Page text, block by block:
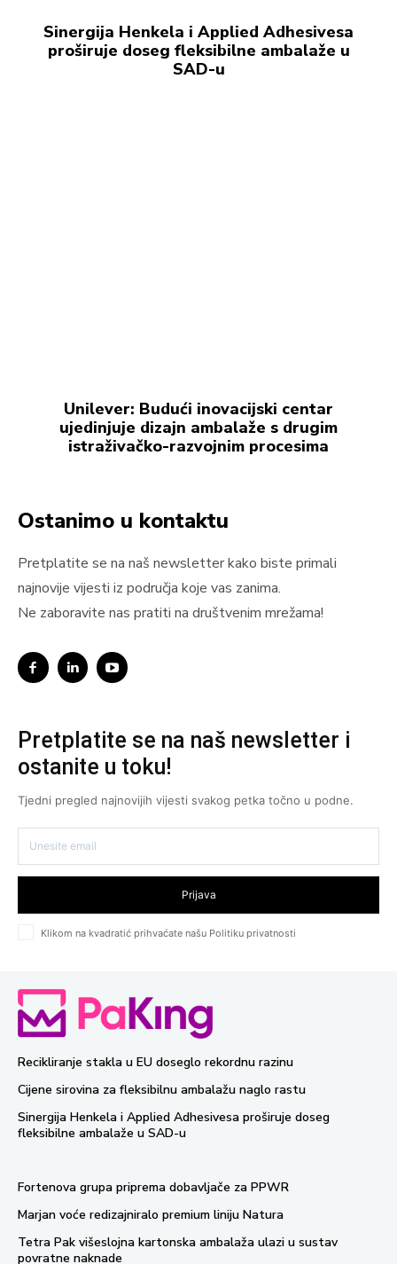
Sinergija Henkela i Applied Adhesivesa
proširuje doseg fleksibilne ambalaže u
SAD-u
Unilever: Budući inovacijski centar
ujedinjuje dizajn ambalaže s drugim
istraživačko-razvojnim procesima
Ostanimo u kontaktu
Pretplatite se na naš newsletter kako biste primali
najnovije vijesti iz područja koje vas zanima.
Ne zaboravite nas pratiti na društvenim mrežama!
Pretplatite se na naš newsletter i
ostanite u toku!
Tjedni pregled najnovijih vijesti svakog petka točno u podne.
Prijava
Klikom na kvadratić prihvaćate našu Politiku privatnosti
Recikliranje stakla u EU doseglo rekordnu razinu
Cijene sirovina za fleksibilnu ambalažu naglo rastu
Sinergija Henkela i Applied Adhesivesa proširuje doseg
fleksibilne ambalaže u SAD-u
Fortenova grupa priprema dobavljače za PPWR
Marjan voće redizajniralo premium liniju Natura
Tetra Pak višeslojna kartonska ambalaža ulazi u sustav
povratne naknade